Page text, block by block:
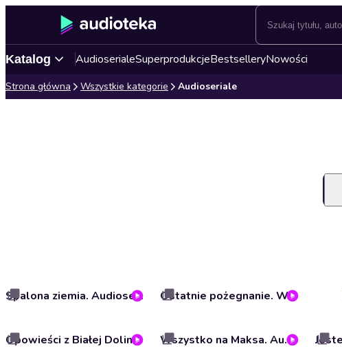
Katalog AudioserialeSuperprodukcjeBestselleryNowości
Strona główna Wszystkie kategorie Audioseriale
Spalona ziemia. Audioserial Ostatnie pożegnanie. Wielka mistyfikacja. Audioserial
Opowieści z Białej Doliny. Audioserial Wszystko na Maksa. Audioserial